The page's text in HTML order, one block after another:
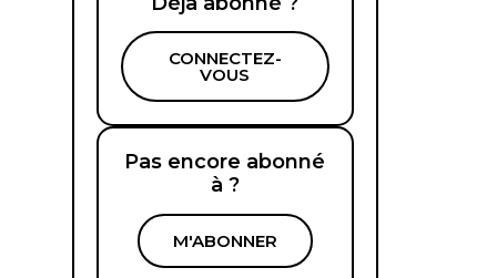
CONNECTEZ-
VOUS
Pas encore abonné
à ?
M'ABONNER